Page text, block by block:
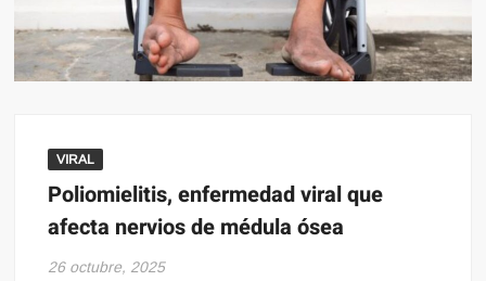
VIRAL
Poliomielitis, enfermedad viral que
afecta nervios de médula ósea
26 octubre, 2025